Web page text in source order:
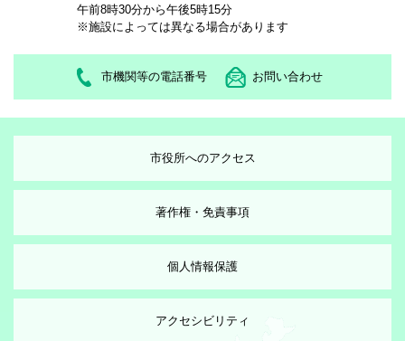
午前8時30分から午後5時15分
※施設によっては異なる場合があります
市機関等の電話番号 お問い合わせ
市役所へのアクセス
著作権・免責事項
個人情報保護
アクセシビリティ